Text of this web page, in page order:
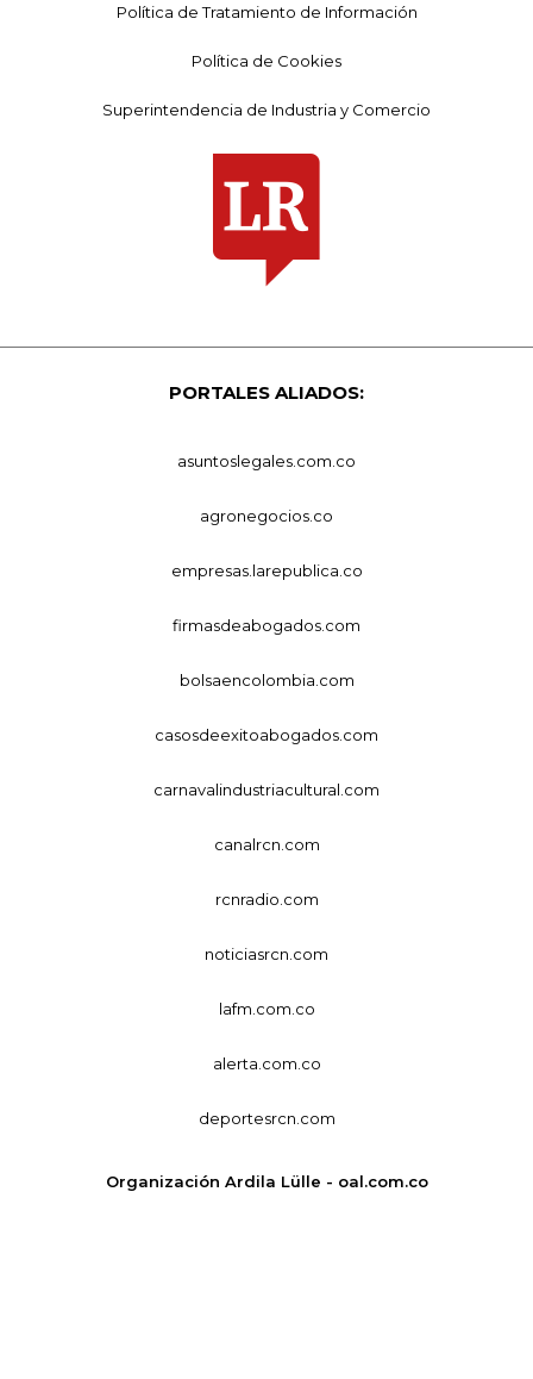
Política de Tratamiento de Información
Política de Cookies
Superintendencia de Industria y Comercio
PORTALES ALIADOS:
asuntoslegales.com.co
agronegocios.co
empresas.larepublica.co
firmasdeabogados.com
bolsaencolombia.com
casosdeexitoabogados.com
carnavalindustriacultural.com
canalrcn.com
rcnradio.com
noticiasrcn.com
lafm.com.co
alerta.com.co
deportesrcn.com
Organización Ardila Lülle - oal.com.co